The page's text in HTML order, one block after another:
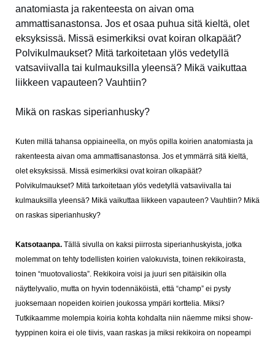
anatomiasta ja rakenteesta on aivan oma
ammattisanastonsa. Jos et osaa puhua sitä kieltä, olet
eksyksissä. Missä esimerkiksi ovat koiran olkapäät?
Polvikulmaukset? Mitä tarkoitetaan ylös vedetyllä
vatsaviivalla tai kulmauksilla yleensä? Mikä vaikuttaa
liikkeen vapauteen? Vauhtiin?
Mikä on raskas siperianhusky?
Kuten millä tahansa oppiaineella, on myös opilla koirien anatomiasta ja
rakenteesta aivan oma ammattisanastonsa. Jos et ymmärrä sitä kieltä,
olet eksyksissä. Missä esimerkiksi ovat koiran olkapäät?
Polvikulmaukset? Mitä tarkoitetaan ylös vedetyllä vatsaviivalla tai
kulmauksilla yleensä? Mikä vaikuttaa liikkeen vapauteen? Vauhtiin? Mikä
on raskas siperianhusky?
Katsotaanpa. Tällä sivulla on kaksi piirrosta siperianhuskyista, jotka
molemmat on tehty todellisten koirien valokuvista, toinen rekikoirasta,
toinen “muotovaliosta”. Rekikoira voisi ja juuri sen pitäisikin olla
näyttelyvalio, mutta on hyvin todennäköistä, että “champ” ei pysty
juoksemaan nopeiden koirien joukossa ympäri korttelia. Miksi?
Tutkikaamme molempia koiria kohta kohdalta niin näemme miksi show-
tyyppinen koira ei ole tiivis, vaan raskas ja miksi rekikoira on nopeampi